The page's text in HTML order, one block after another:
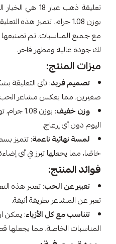
تعليقة ذهب عيار
بوزن 1.08 جرام، تتميز
لك جودة عالية ومظهر فاخر.
ميزات المنتج:
تصميم فريد
صغيرين، مما يعكس مشاعر الحب
وزن خفيف
: بوزن
اليوم دون أي إزعاج.
لمسة نهائية ناعمة: تتميز
خاصًا، مما يجعلها تبرز في أي
فوائد المنتج:
تعبير عن الحب: تعتبر هذه
تعبر عن المشاعر بطريقة أنيقة.
تتناسب مع كل الأزياء: يمكن
المناسبات الخاصة، مما يجعلها